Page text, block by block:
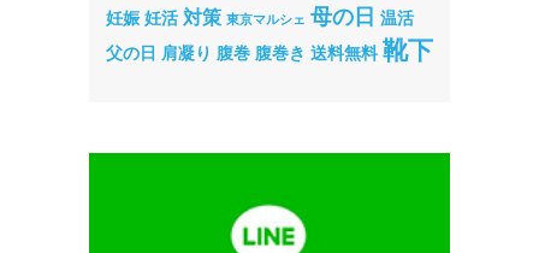
妊娠 妊活 対策 東京マルシェ 母の日 温活
父の日 肩凝り 腹巻 腹巻き 送料無料 靴下